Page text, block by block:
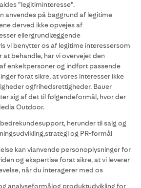
”legitiminteresse”.
anvendes på baggrund af legitime
derved ikke opvejes af
ellergrundlæggende
vi benytter os af legitime interessersom
behandle, har vi overvejet den
enkeltpersoner og indført passende
forat sikre, at vores interesser ikke
ogfrihedsrettigheder. Bauer
sig af det til følgendeformål, hvor der
Outdoor.
herunder til salg og
og PR-formål
kan vianvende personoplysninger for
og ekspertise forat sikre, at vi leverer
når du interagerer med os
analyseformålog produktudvikling for